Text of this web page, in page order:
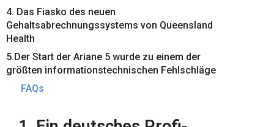
4. Das Fiasko des neuen
Gehaltsabrechnungssystems von Queensland
Health
5.Der Start der Ariane 5 wurde zu einem der
größten informationstechnischen Fehlschläge
FAQs